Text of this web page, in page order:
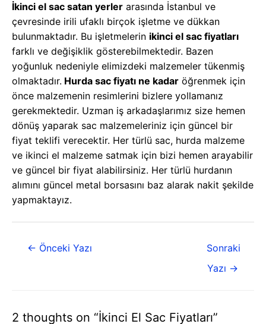
İkinci el sac satan yerler arasında İstanbul ve
çevresinde irili ufaklı birçok işletme ve dükkan
bulunmaktadır. Bu işletmelerin ikinci el sac fiyatları
farklı ve değişiklik gösterebilmektedir. Bazen
yoğunluk nedeniyle elimizdeki malzemeler tükenmiş
olmaktadır. Hurda sac fiyatı ne kadar öğrenmek için
önce malzemenin resimlerini bizlere yollamanız
gerekmektedir. Uzman iş arkadaşlarımız size hemen
dönüş yaparak sac malzemeleriniz için güncel bir
fiyat teklifi verecektir. Her türlü sac, hurda malzeme
ve ikinci el malzeme satmak için bizi hemen arayabilir
ve güncel bir fiyat alabilirsiniz. Her türlü hurdanın
alımını güncel metal borsasını baz alarak nakit şekilde
yapmaktayız.
← Önceki Yazı
Sonraki
Yazı →
2 thoughts on “İkinci El Sac Fiyatları”